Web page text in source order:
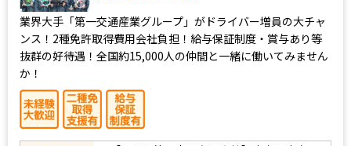
業界大手「第一交通産業グループ」がドライバー増員の大チャ
ンス！2種免許取得費用会社負担！給与保証制度・賞与あり等
抜群の好待遇！全国約15,000人の仲間と一緒に働いてみません
か！